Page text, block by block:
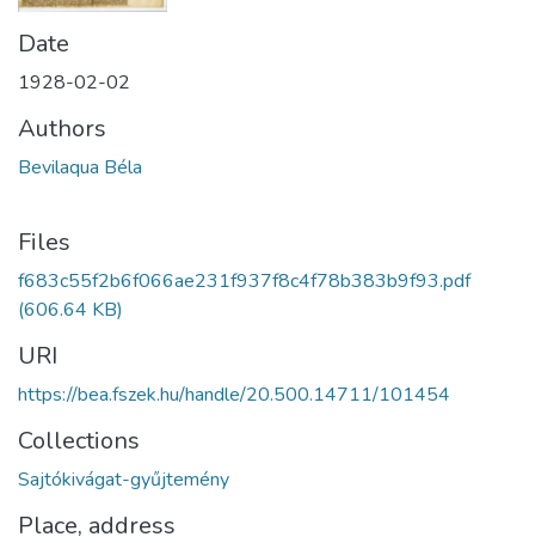
Date
1928-02-02
Authors
Bevilaqua Béla
Files
f683c55f2b6f066ae231f937f8c4f78b383b9f93.pdf
(606.64 KB)
URI
https://bea.fszek.hu/handle/20.500.14711/101454
Collections
Sajtókivágat-gyűjtemény
Place, address